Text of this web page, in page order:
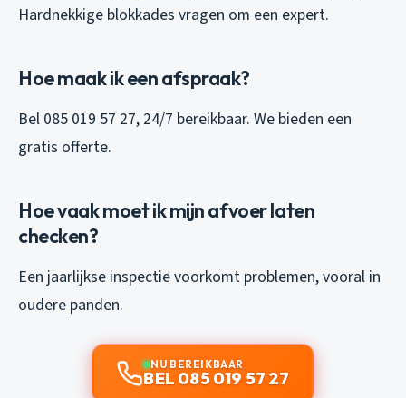
Hardnekkige blokkades vragen om een expert.
Hoe maak ik een afspraak?
Bel 085 019 57 27, 24/7 bereikbaar. We bieden een
gratis offerte.
Hoe vaak moet ik mijn afvoer laten
checken?
Een jaarlijkse inspectie voorkomt problemen, vooral in
oudere panden.
NU BEREIKBAAR
BEL 085 019 57 27